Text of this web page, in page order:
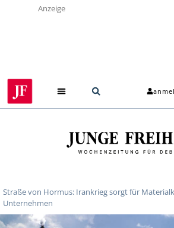
Anzeige
Straße von Hormus: Irankrieg sorgt für
Unternehmen